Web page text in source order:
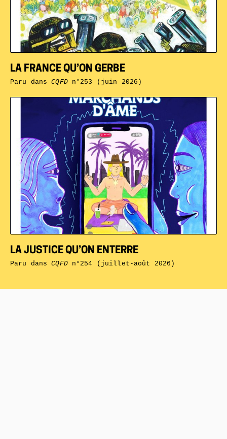
LA JUSTICE QU’ON ENTERRE
Paru dansCQFDn°254 (juillet-août 2026)
LA FRANCE QU’ON GERBE
Paru dansCQFDn°253 (juin 2026)